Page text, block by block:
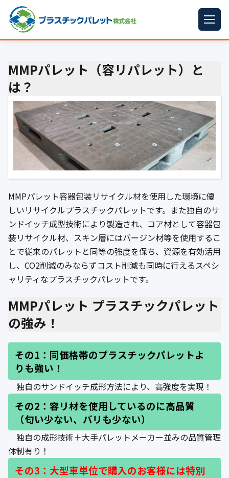
パレットサイズ
プラパレット
コンテナ ▼
中古パレット
イラン情勢まとめ ▼
公式ブログ
会社案内
MMPパレット（容リパレット）と
は？
MMPパレット容器包装リサイクル材を使用した環境に優
しいリサイクルプラスチックパレットです。また独自のサ
ンドイッチ成型技術により製造され、コア材として容器包
装リサイクル材、スキン層にはバージン材等を使用するこ
とで従来のパレットと同等の強度を保ち、資源を有効活用
し、CO2削減のみならずコスト削減も同時に行えるスペシ
ャリティなプラスチックパレットです。
MMPパレット プラスチックパレット
の強み！
その1： 同価格帯のプラスチックパレットよ
りも強い！
独自のサンドイッチ成形方法により、高強度を実現！
その2 ：容リ材を使用しているのに高品質
（匂い少ない、バリも少ない）
独自の成形技術＋大手パレットメーカー並みの品質管理
体制有り！
その3：大型車単位で購入のお客様には特別